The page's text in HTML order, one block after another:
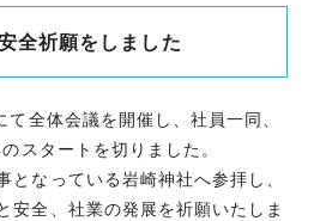
全祈願をしました
全体会議を開催し、社員一同、
スタートを切りました。
となっている岩崎神社へ参拝し、
安全、社業の発展を祈願いたしま